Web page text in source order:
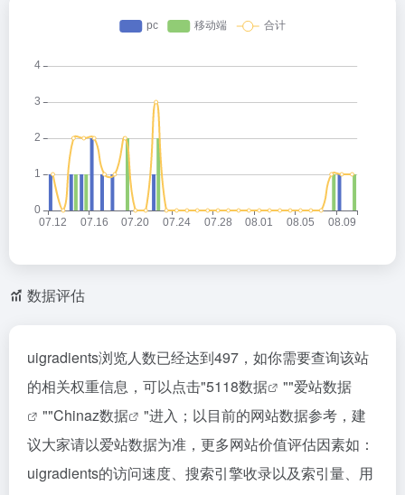
数据评估
uigradients浏览人数已经达到497，如你需要查询该站
的相关权重信息，可以点击"5118数据 ""爱站数据
""Chinaz数据
"进入；以目前的网站数据参考，建
议大家请以爱站数据为准，更多网站价值评估因素如：
uigradients的访问速度、搜索引擎收录以及索引量、用